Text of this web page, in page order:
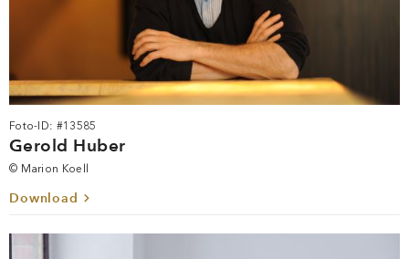
Foto-ID: #13585
Gerold Huber
© Marion Koell
Download